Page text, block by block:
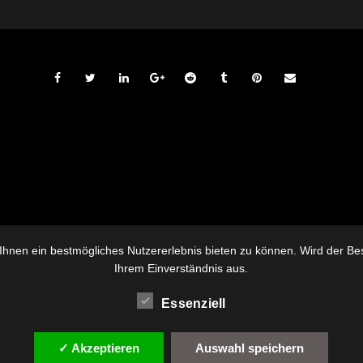
ein bestmögliches Nutzererlebnis bieten zu können. Wird der
Ihrem Einverständnis aus.
Essenziell
✓ Akzeptieren Auswahl speichern